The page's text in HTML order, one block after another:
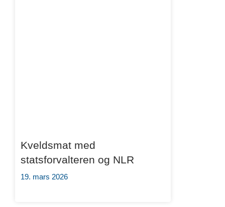
Kveldsmat med
statsforvalteren og NLR
19. mars 2026